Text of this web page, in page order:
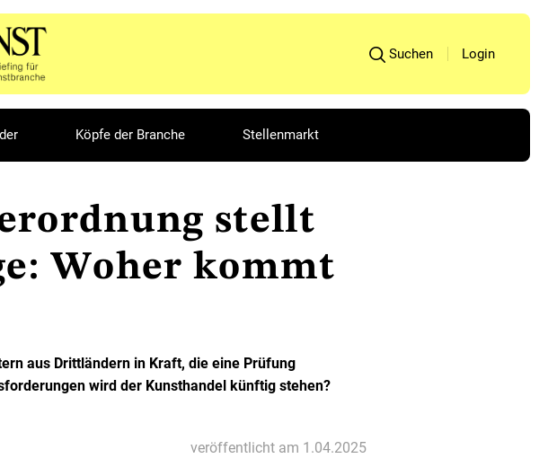
Suchen Login
Köpfe der Branche Stellenmarkt
stellt
Woher kommt
aus Drittländern in Kraft, die eine Prüfung
wird der Kunsthandel künftig stehen?
veröffentlicht am 1.04.2025